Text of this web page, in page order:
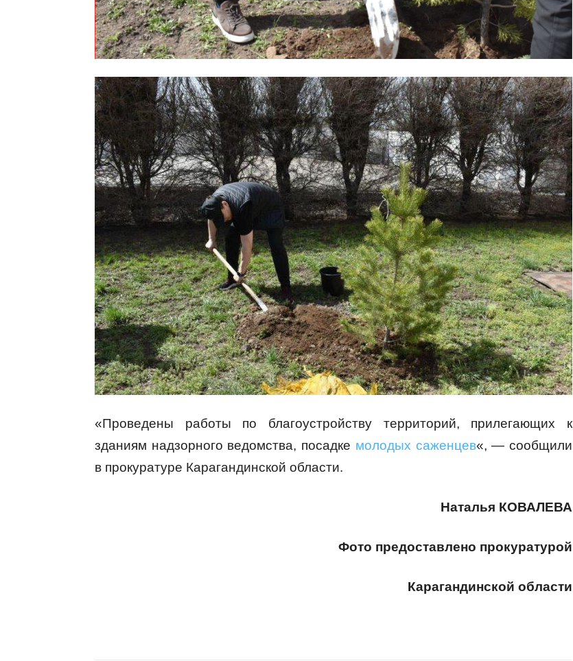
«Проведены работы по благоустройству территорий, прилегающих к
зданиям надзорного ведомства, посадке молодых саженцев«, — сообщили
в прокуратуре Карагандинской области.
Наталья КОВАЛЕВА
Фото предоставлено прокуратурой
Карагандинской области